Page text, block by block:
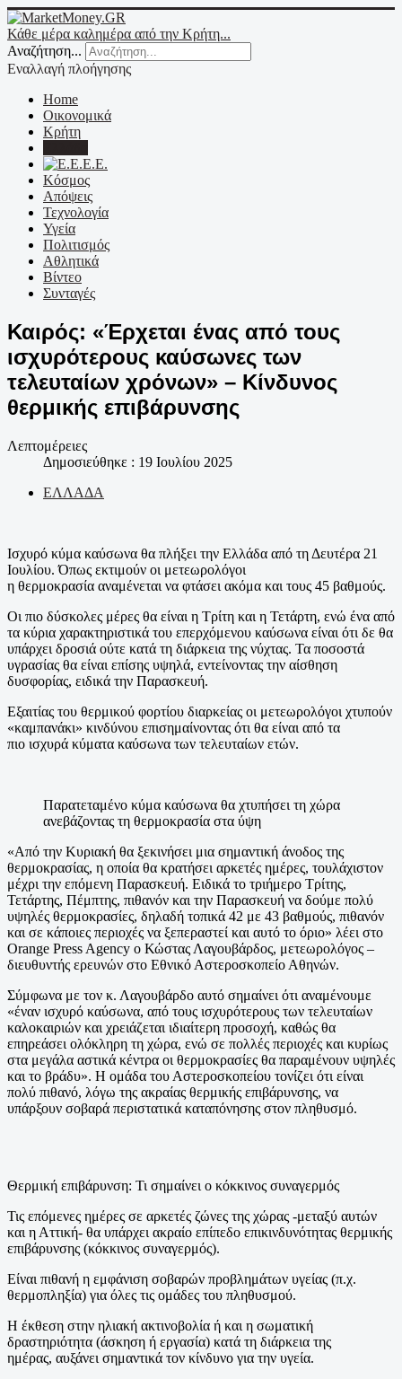
Κάθε μέρα καλημέρα από την Κρήτη...
Αναζήτηση...
Εναλλαγή πλοήγησης
Home
Οικονομικά
Κρήτη
Ε.Ε.
Κόσμος
Απόψεις
Τεχνολογία
Υγεία
Πολιτισμός
Αθλητικά
Βίντεο
Συνταγές
Καιρός: «Έρχεται ένας από τους
ισχυρότερους καύσωνες των
τελευταίων χρόνων» – Κίνδυνος
θερμικής επιβάρυνσης
Λεπτομέρειες
Δημοσιεύθηκε : 19 Ιουλίου 2025
ΕΛΛΑΔΑ
Ισχυρό κύμα καύσωνα θα πλήξει την Ελλάδα από τη Δευτέρα 21
Ιουλίου. Όπως εκτιμούν οι μετεωρολόγοι
η θερμοκρασία αναμένεται να φτάσει ακόμα και τους 45 βαθμούς.
Οι πιο δύσκολες μέρες θα είναι η Τρίτη και η Τετάρτη, ενώ ένα από
τα κύρια χαρακτηριστικά του επερχόμενου καύσωνα είναι ότι δε θα
υπάρχει δροσιά ούτε κατά τη διάρκεια της νύχτας. Τα ποσοστά
υγρασίας θα είναι επίσης υψηλά, εντείνοντας την αίσθηση
δυσφορίας, ειδικά την Παρασκευή.
Εξαιτίας του θερμικού φορτίου διαρκείας οι μετεωρολόγοι χτυπούν
«καμπανάκι» κινδύνου επισημαίνοντας ότι θα είναι από τα
πιο ισχυρά κύματα καύσωνα των τελευταίων ετών.
Παρατεταμένο κύμα καύσωνα θα χτυπήσει τη χώρα
ανεβάζοντας τη θερμοκρασία στα ύψη
«Από την Κυριακή θα ξεκινήσει μια σημαντική άνοδος της
θερμοκρασίας, η οποία θα κρατήσει αρκετές ημέρες, τουλάχιστον
μέχρι την επόμενη Παρασκευή. Ειδικά το τριήμερο Τρίτης,
Τετάρτης, Πέμπτης, πιθανόν και την Παρασκευή να δούμε πολύ
υψηλές θερμοκρασίες, δηλαδή τοπικά 42 με 43 βαθμούς, πιθανόν
και σε κάποιες περιοχές να ξεπεραστεί και αυτό το όριο» λέει στο
Orange Press Agency ο Κώστας Λαγουβάρδος, μετεωρολόγος –
διευθυντής ερευνών στο Εθνικό Αστεροσκοπείο Αθηνών.
Σύμφωνα με τον κ. Λαγουβάρδο αυτό σημαίνει ότι αναμένουμε
«έναν ισχυρό καύσωνα, από τους ισχυρότερους των τελευταίων
καλοκαιριών και χρειάζεται ιδιαίτερη προσοχή, καθώς θα
επηρεάσει ολόκληρη τη χώρα, ενώ σε πολλές περιοχές και κυρίως
στα μεγάλα αστικά κέντρα οι θερμοκρασίες θα παραμένουν υψηλές
και το βράδυ». Η ομάδα του Αστεροσκοπείου τονίζει ότι είναι
πολύ πιθανό, λόγω της ακραίας θερμικής επιβάρυνσης, να
υπάρξουν σοβαρά περιστατικά καταπόνησης στον πληθυσμό.
Θερμική επιβάρυνση: Τι σημαίνει ο κόκκινος συναγερμός
Τις επόμενες ημέρες σε αρκετές ζώνες της χώρας -μεταξύ αυτών
και η Αττική- θα υπάρχει ακραίο επίπεδο επικινδυνότητας θερμικής
επιβάρυνσης (κόκκινος συναγερμός).
Είναι πιθανή η εμφάνιση σοβαρών προβλημάτων υγείας (π.χ.
θερμοπληξία) για όλες τις ομάδες του πληθυσμού.
Η έκθεση στην ηλιακή ακτινοβολία ή και η σωματική
δραστηριότητα (άσκηση ή εργασία) κατά τη διάρκεια της
ημέρας, αυξάνει σημαντικά τον κίνδυνο για την υγεία.